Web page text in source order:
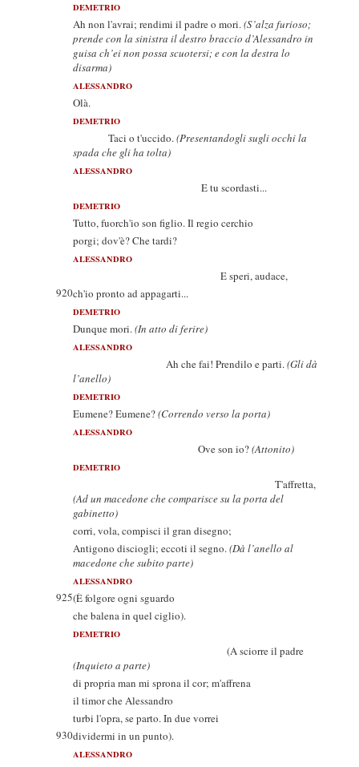
DEMETRIO
Ah non l'avrai; rendimi il padre o mori.(S’alza furioso;
prende con la sinistra il destro braccio d’Alessandro in
guisa ch’ei non possa scuotersi; e con la destra lo
disarma)
ALESSANDRO
Olà.
DEMETRIO
Taci o t'uccido.(Presentandogli sugli occhi la
spada che gli ha tolta)
ALESSANDRO
E tu scordasti...
DEMETRIO
Tutto, fuorch'io son figlio. Il regio cerchio
porgi; dov'è? Che tardi?
ALESSANDRO
E speri, audace,
920ch'io pronto ad appagarti...
DEMETRIO
Dunque mori.(In atto di ferire)
ALESSANDRO
Ah che fai! Prendilo e parti.(Gli dà
l’anello)
DEMETRIO
Eumene? Eumene?(Correndo verso la porta)
ALESSANDRO
Ove son io?(Attonito)
DEMETRIO
T'affretta,
(Ad un macedone che comparisce su la porta del
gabinetto)
corri, vola, compisci il gran disegno;
Antigono disciogli; eccoti il segno.(Dà l’anello al
macedone che subito parte)
ALESSANDRO
925(È folgore ogni sguardo
che balena in quel ciglio).
DEMETRIO
(A sciorre il padre
(Inquieto a parte)
di propria man mi sprona il cor; m'affrena
il timor che Alessandro
turbi l'opra, se parto. In due vorrei
930dividermi in un punto).
ALESSANDRO